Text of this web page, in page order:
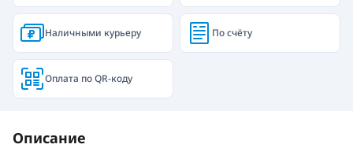
Наличными курьеру По счёту
Оплата по QR-коду
Описание